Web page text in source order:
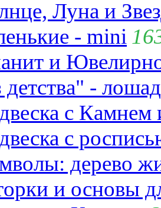
Луна и
- mini
и
детства" -
с
с
дерево
и основы